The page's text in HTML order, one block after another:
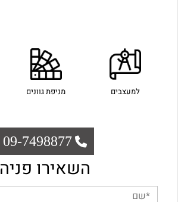
למעצבים מניפת גוונים
09-7498877
השאירו פניה